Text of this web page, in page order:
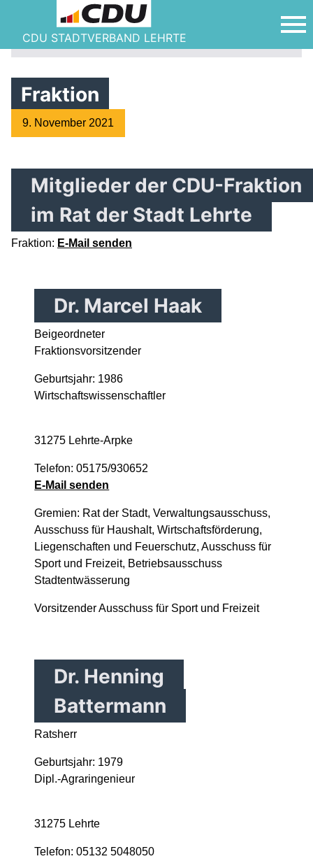
CDU STADTVERBAND LEHRTE
Fraktion
9. November 2021
Mitglieder der CDU-Fraktion
im Rat der Stadt Lehrte
Fraktion: E-Mail senden
Dr. Marcel Haak
Beigeordneter
Fraktionsvorsitzender
Geburtsjahr: 1986
Wirtschaftswissenschaftler
31275 Lehrte-Arpke
Telefon: 05175/930652
E-Mail senden
Gremien: Rat der Stadt, Verwaltungsausschuss,
Ausschuss für Haushalt, Wirtschaftsförderung,
Liegenschaften und Feuerschutz, Ausschuss für
Sport und Freizeit, Betriebsausschuss
Stadtentwässerung
Vorsitzender Ausschuss für Sport und Freizeit
Dr. Henning
Battermann
Ratsherr
Geburtsjahr: 1979
Dipl.-Agraringenieur
31275 Lehrte
Telefon: 05132 5048050